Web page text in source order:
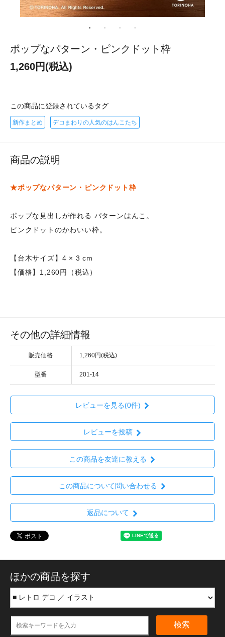
ポップなパターン・ピンクドット枠
1,260円(税込)
この商品に登録されているタグ
新作まとめ デコまわりの人気のはんこたち
商品の説明
★ポップなパターン・ピンクドット枠
ポップな見出しが作れる パターンはんこ。
ピンクドットのかわいい枠。
【台木サイズ】4 × 3 cm
【価格】1,260円（税込）
その他の詳細情報
販売価格 1,260円(税込)
型番 201-14
レビューを見る(0件)
レビューを投稿
この商品を友達に教える
この商品について問い合わせる
返品について
ほかの商品を探す
検索